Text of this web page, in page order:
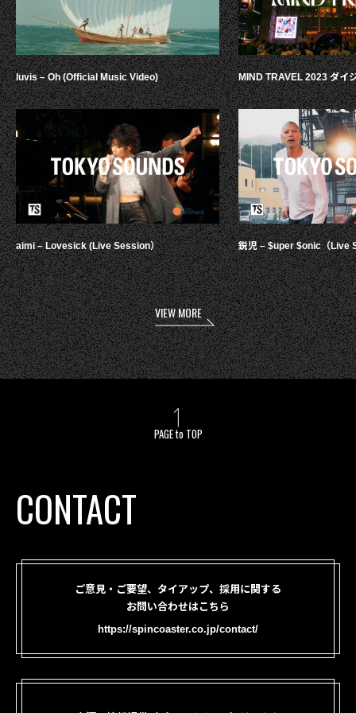
luvis – Oh (Official Music Video)
aimi – Lovesick (Live Session）
MIND TRAVEL 2023 ダイ
鋭児 – $uper $onic（Live
VIEW MORE
PAGE to TOP
CONTACT
ご意見・ご要望、タイアップ、採用に関する
お問い合わせはこちら
https://spincoaster.co.jp/contact/